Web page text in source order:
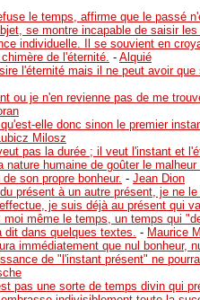
le temps, affirme que le passé
se montre incapable de saisir
individuelle. Il se souvient en
de l'éternité. - Alquié
l'éternité mais il ne peut avoir
ou je n'en revienne pas de me
elle donc sinon le premier
Milosz
pas la durée ; il veut l'instant et
nature humaine de goûter le
son propre bonheur. - Jean Dion
présent à un autre présent, je ne
je suis déjà au présent qui
même le temps, un temps qui
dit dans quelques textes. - Maurice
immédiatement que nul bonheur,
de "l'instant présent" ne
pas une sorte de temps divin qui